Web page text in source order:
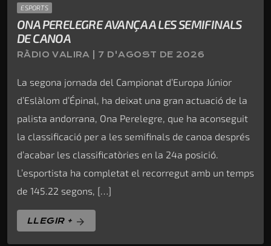
ESPORTS
ONA PERELEGRE AVANÇA A LES SEMIFINALS
DE CANOA
RÀDIO VALIRA | 7 D'AGOST DE 2026
La segona jornada del Campionat d’Europa Júnior
d’Eslàlom d’Épinal, ha deixat una gran actuació de la
palista andorrana, Ona Perelegre, que ha aconseguit
la classificació per a les semifinals de canoa després
d’acabar les classificatòries en la 24a posició.
L’esportista ha completat el recorregut amb un temps
de 145.22 segons, […]
LLEGIR + arrow_forward